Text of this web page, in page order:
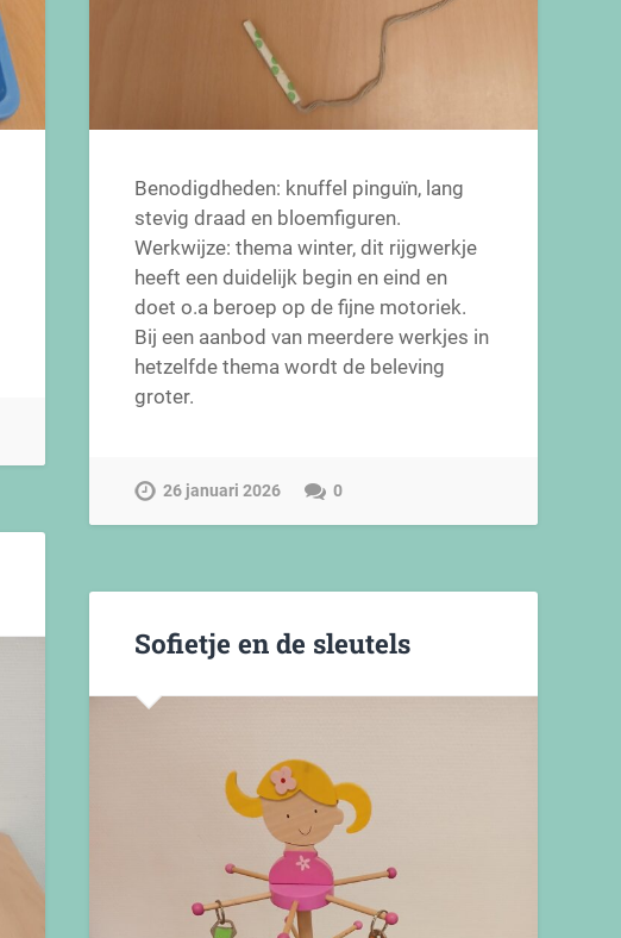
Benodigdheden: knuffel pinguïn, lang
stevig draad en bloemfiguren.
Werkwijze: thema winter, dit rijgwerkje
heeft een duidelijk begin en eind en
doet o.a beroep op de fijne motoriek.
Bij een aanbod van meerdere werkjes in
hetzelfde thema wordt de beleving
groter.
26 januari 2026 0
Sofietje en de sleutels